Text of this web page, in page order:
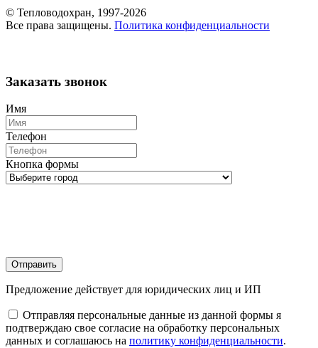
© Тепловодохран, 1997-2026
Все права защищены. Политика конфиденциальности
Заказать звонок
Имя
Телефон
Кнопка формы
Отправить
Предложение действует для юридических лиц и ИП
Отправляя персональные данные из данной формы я
подтверждаю свое согласие на обработку персональных
данных и соглашаюсь на политику конфиденциальности.